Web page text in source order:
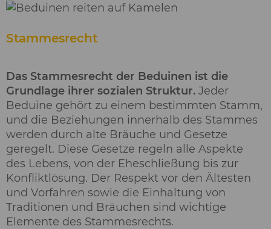
Stammesrecht
Das Stammesrecht der Beduinen ist die
Grundlage ihrer sozialen Struktur. Jeder
Beduine gehört zu einem bestimmten Stamm,
und die Beziehungen innerhalb des Stammes
werden durch alte Bräuche und Gesetze
geregelt. Diese Gesetze regeln alle Aspekte
des Lebens, von der Eheschließung bis zur
Konfliktlösung. Der Respekt vor den Ältesten
und Vorfahren sowie die Einhaltung von
Traditionen und Bräuchen sind wichtige
Elemente des Stammesrechts.